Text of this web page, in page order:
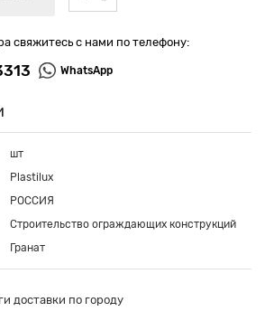
свяжитесь с нами по телефону:
WhatsApp
шт
Plastilux
РОССИЯ
Строительство ограждающих конструкций
Гранат
доставки по городу